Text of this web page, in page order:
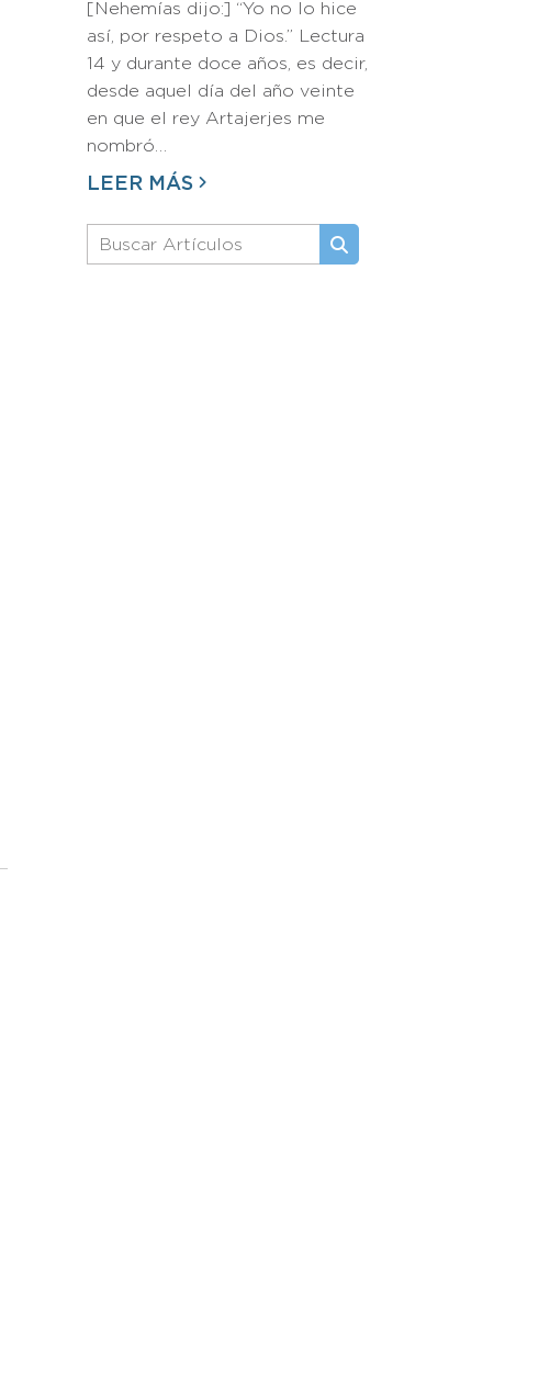
[Nehemías dijo:] “Yo no lo hice
así, por respeto a Dios.” Lectura
14 y durante doce años, es decir,
desde aquel día del año veinte
en que el rey Artajerjes me
nombró…
LEER MÁS